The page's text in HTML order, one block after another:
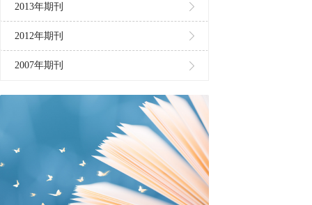
2013年期刊
2012年期刊
2007年期刊